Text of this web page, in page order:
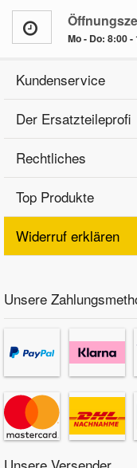
Mo - Do: 8:00
Kundenservice
Der Ersatzteileprofi
Rechtliches
Top Produkte
Widerruf erklären
Unsere